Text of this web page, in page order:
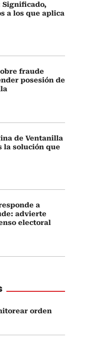
Significado,
a los que aplica
fraude
posesión de
de Ventanilla
la solución que
a
advierte
electoral
orden